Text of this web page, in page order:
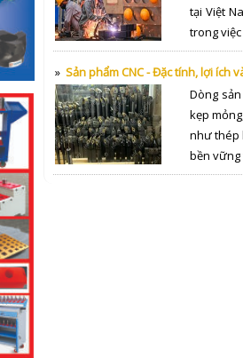
tại Việt
trong
» Sản phẩm CNC - Đặc tính, lợi ích
Dòng
kẹp
như thép
bền vững